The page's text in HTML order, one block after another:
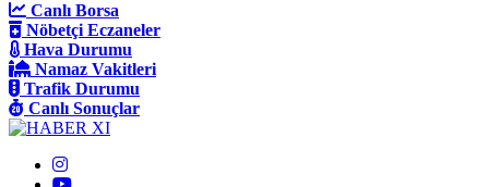
Canlı Borsa
Nöbetçi Eczaneler
Hava Durumu
Namaz Vakitleri
Trafik Durumu
Canlı Sonuçlar